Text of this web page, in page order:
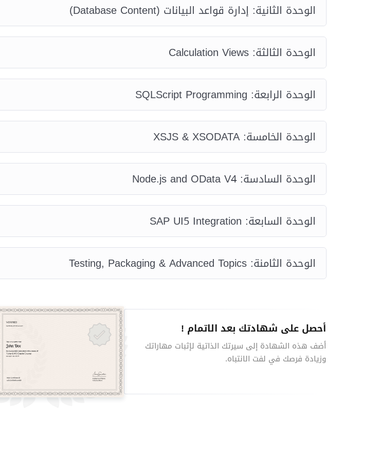
الوحدة الثانية: إدارة قواعد البيانات (Database Content)
الوحدة الثالثة: Calculation Views
الوحدة الرابعة: SQLScript Programming
الوحدة الخامسة: XSJS & XSODATA
الوحدة السادسة: Node.js and OData V4
الوحدة السابعة: SAP UI5 Integration
الوحدة الثامنة: Testing, Packaging & Advanced Topics
أحصل على شهادتك بعد الاتمام !
أضف هذه الشهادة إلى سيرتك الذاتية لإثبات مهاراتك
وزيادة فرصك في لفت الانتباه.